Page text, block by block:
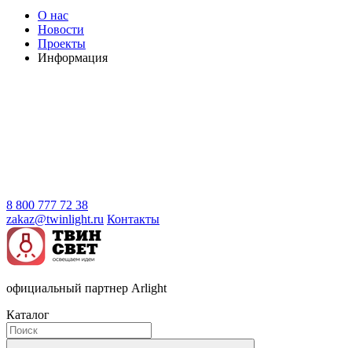
О нас
Новости
Проекты
Информация
8 800 777 72 38
zakaz@twinlight.ru Контакты
официальный партнер Arlight
Каталог